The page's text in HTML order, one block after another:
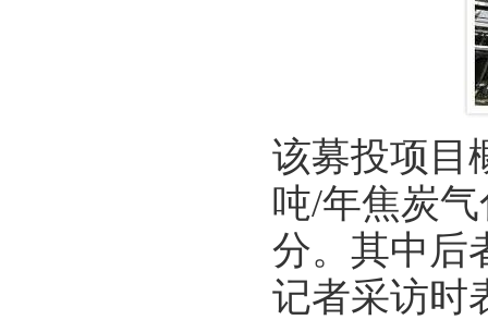
该募投项目
吨/年焦炭
分。其中后
记者采访时